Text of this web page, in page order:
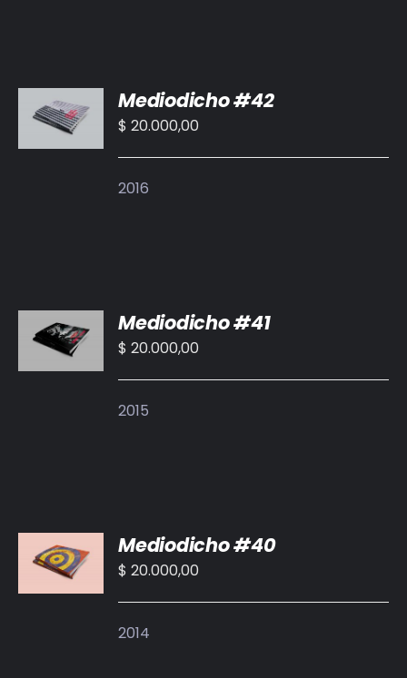
AL
CARRITO
/
Mediodicho #42
$ 20.000,00
2016
AL
CARRITO
/
Mediodicho #41
$ 20.000,00
2015
AL
CARRITO
/
Mediodicho #40
$ 20.000,00
2014